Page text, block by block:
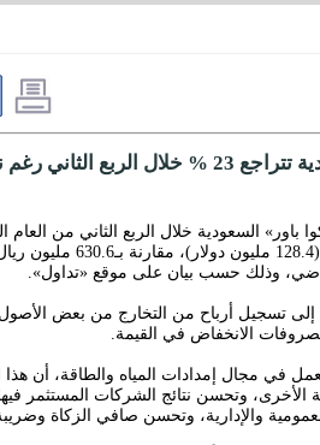
رغم نمو الإيرادات
وذلك حسب بيان على موقع «تداول».
تسجيل أرباح من التخارج من بعض الأصول
الانخفاض في القيمة.
في مجال إمدادات المياه والطاقة، أن
الأخرى، وتحسن نتائج الشركات المستثمر
والإدارية، وتحسن صافي الزكاة